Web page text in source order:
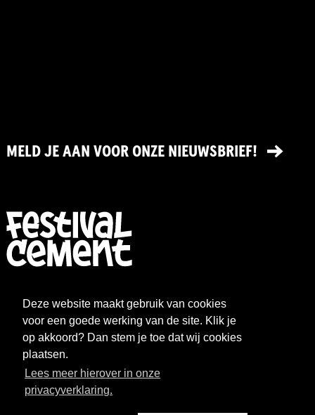
Deze website maakt gebruik van cookies
voor een goede werking van de site. Klik je
op akkoord? Dan stem je toe dat wij cookies
plaatsen.
Lees meer hierover in onze
privacyverklaring.
MELD JE AAN VOOR ONZE NIEUWSBRIEF!
WAT WE DOEN
OVER CEMENT
ARCHIEF
FAQ
FESTIVAL CEMENT